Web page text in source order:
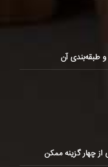
چهار گزینه ممکن